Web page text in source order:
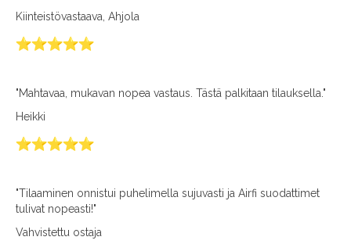
Kiinteistövastaava, Ahjola
"Mahtavaa, mukavan nopea vastaus. Tästä palkitaan tilauksella."
Heikki
"Tilaaminen onnistui puhelimella sujuvasti ja Airfi suodattimet
tulivat nopeasti!"
Vahvistettu ostaja